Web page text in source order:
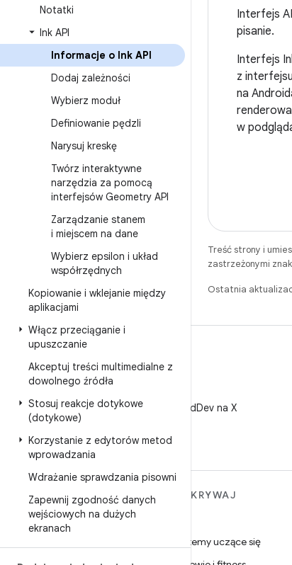
Notatki
Ink API
Informacje o Ink API
Dodaj zależności
Wybierz moduł
Definiowanie pędzli
Narysuj kreskę
Twórz interaktywne
narzędzia za pomocą
interfejsów Geometry API
Zarządzanie stanem
i miejscem na dane
Wybierz epsilon i układ
współrzędnych
Kopiowanie i wklejanie między
aplikacjami
Włącz przeciąganie i
upuszczanie
Akceptuj treści multimedialne z
dowolnego źródła
Stosuj reakcje dotykowe
(dotykowe)
Korzystanie z edytorów metod
wprowadzania
Wdrażanie sprawdzania pisowni
Zapewnij zgodność danych
wejściowych na dużych
ekranach
Interfejs
pisanie.
Interfejs
z
na
w
Treść strony i
zastrzeżonymi
Ostatnia
Obserwuj @AndroidDev na X
WIĘCEJ INFORMACJI O
ANDROIDZIE
Android
ODKRYWAJ
Systemy uczące się